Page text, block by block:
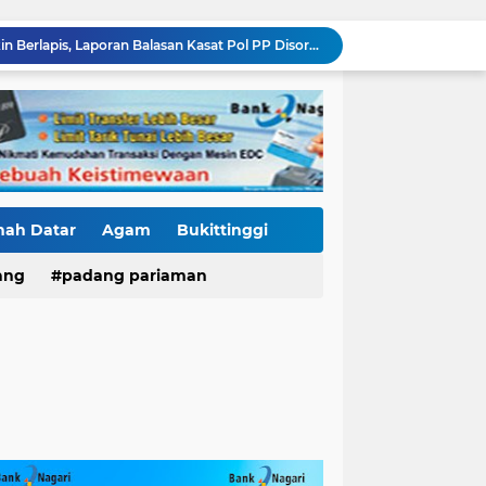
Kasus Fort De Kock Makin Berlapis, Laporan Balasan Kasat Pol PP Disorot: Upaya Penegakan Hukum atau Pengalihan Isu?
Tender Dua Jembatan Gantung Pessel Diselimuti Tanda Tanya, Gangguan Sistem atau Permainan di Balik Layar?
Sebulan Berlalu, Papan Nama Kantor Satker PJN Wilayah II Sumbar Masih Tak Terpasang
Pawai Telong-Telong: Ketika Jejak Perjuangan Bergeser Menjadi Panggung Perayaan
Residivis Tiga Kali Keluar Masuk Penjara Kembali Edarkan Sabu, Polresta Bukittinggi Sita 62 Paket Siap Edar
NAGARI PILUBANG 50 KOTA Masih Berkeliaran
Polantas Karib Tidak Hanya Atur Jalan, Ditlantas Polda Sumbar Hadir Menyentuh Denyut Ekonomi Rakyat
Datar Agam Bukittinggi
padang pariaman